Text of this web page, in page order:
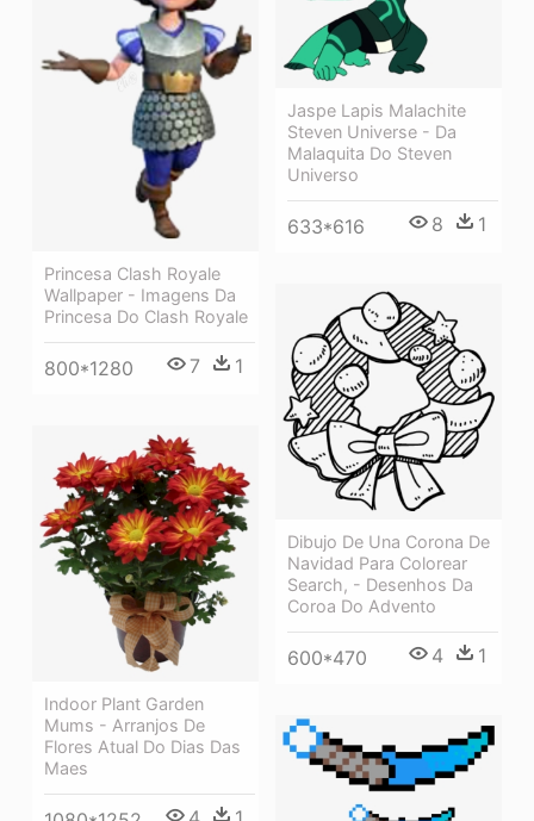
Princesa Clash Royale
Wallpaper - Imagens Da
Princesa Do Clash Royale
800*1280 7 1
Jaspe Lapis Malachite
Steven Universe - Da
Malaquita Do Steven
Universo
633*616 8 1
Dibujo De Una Corona De
Navidad Para Colorear
Search, - Desenhos Da
Coroa Do Advento
600*470 4 1
Indoor Plant Garden
Mums - Arranjos De
Flores Atual Do Dias Das
Maes